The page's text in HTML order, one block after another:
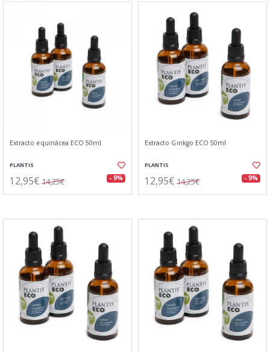
Extracto equinácea ECO 50ml
PLANTIS
12,95€ 14,25€ - 9%
Extracto Ginkgo ECO 50ml
PLANTIS
12,95€ 14,25€ - 9%